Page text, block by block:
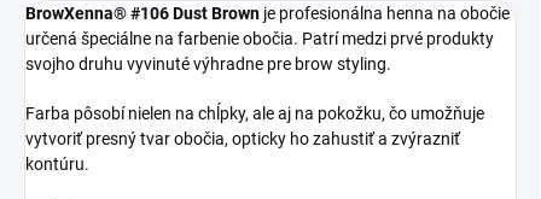
BrowXenna® #106 Dust Brown je profesionálna henna na obočie
určená špeciálne na farbenie obočia. Patrí medzi prvé produkty
svojho druhu vyvinuté výhradne pre brow styling.
Farba pôsobí nielen na chĺpky, ale aj na pokožku, čo umožňuje
vytvoriť presný tvar obočia, opticky ho zahustiť a zvýrazniť
kontúru.